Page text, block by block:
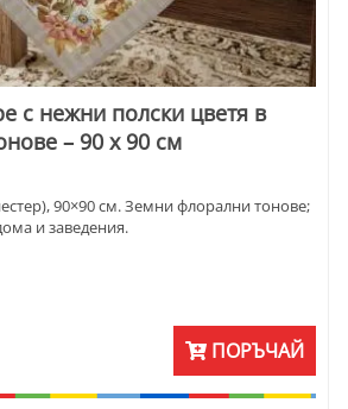
с нежни полски цветя в
– 90 x 90 см
90×90 см. Земни флорални тонове;
и заведения.
ПОРЪЧАЙ